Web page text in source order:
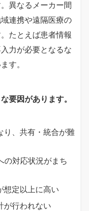
異なるメーカー間
連携や遠隔医療の
たとえば患者情報
力が必要となるな
す。
要因があります。
り、共有・統合が難
の対応状況がまち
想定以上に高い
が行われない